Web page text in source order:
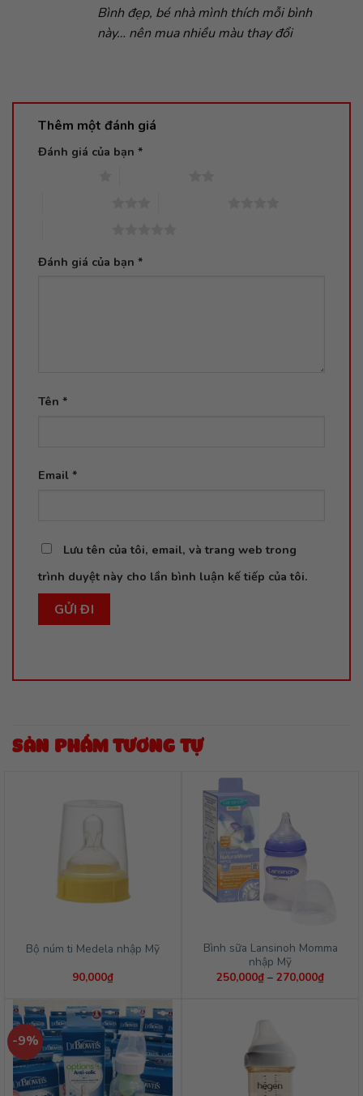
Bình đẹp, bé nhà mình thích mỗi bình
này… nên mua nhiều màu thay đổi
Thêm một đánh giá
Đánh giá của bạn *
Đánh giá của bạn *
Tên *
Email *
Lưu tên của tôi, email, và trang web trong
trình duyệt này cho lần bình luận kế tiếp của tôi.
SẢN PHẨM TƯƠNG TỰ
Bộ núm ti Medela nhập Mỹ
90,000₫
Bình sữa Lansinoh Momma
nhập Mỹ
250,000₫ – 270,000₫Khoảng
-9%